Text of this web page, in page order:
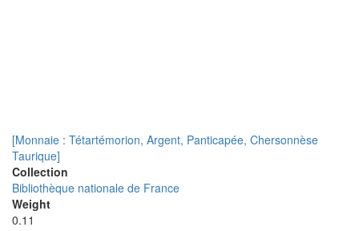
[Monnaie : Tétartémorion, Argent, Panticapée, Chersonnèse
Taurique]
Collection
Bibliothèque nationale de France
Weight
0.11